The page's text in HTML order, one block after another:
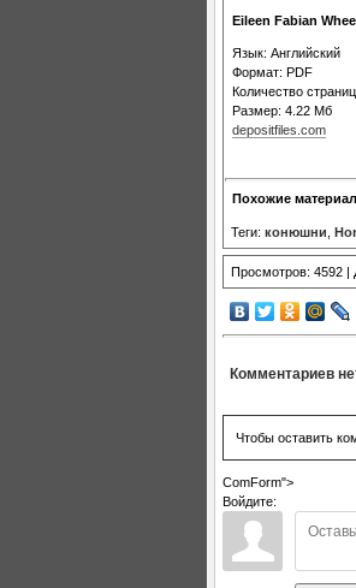
Eileen Fabian
Язык: Английский
Формат: PDF
Количество
Размер: 4.22 Mб
depositfiles.com
Похожие
Теги: конюшни
Просмотров: 4592 |
Комментариев
Чтобы оставить
ComForm">
Войдите: